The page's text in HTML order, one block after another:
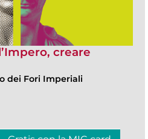
creare
dei Fori Imperiali